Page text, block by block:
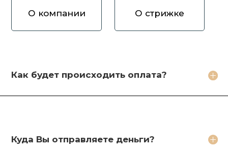
О компании О стрижке
Как будет происходить оплата?
Куда Вы отправляете деньги?
Как вы оцениваете волосы?
Какое фото необходимо сделать?
Зачем продавать волосы Вам?
Какие бонусы я получу?
Кто будет стричь мои волосы?